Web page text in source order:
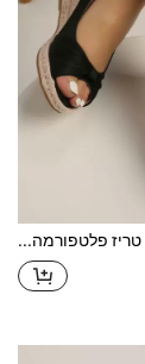
סנדלי טריז פלטפורמה עם סוליה עבה וקש אופנתיים לחג הלילה, תלבושות אביב-קיץ